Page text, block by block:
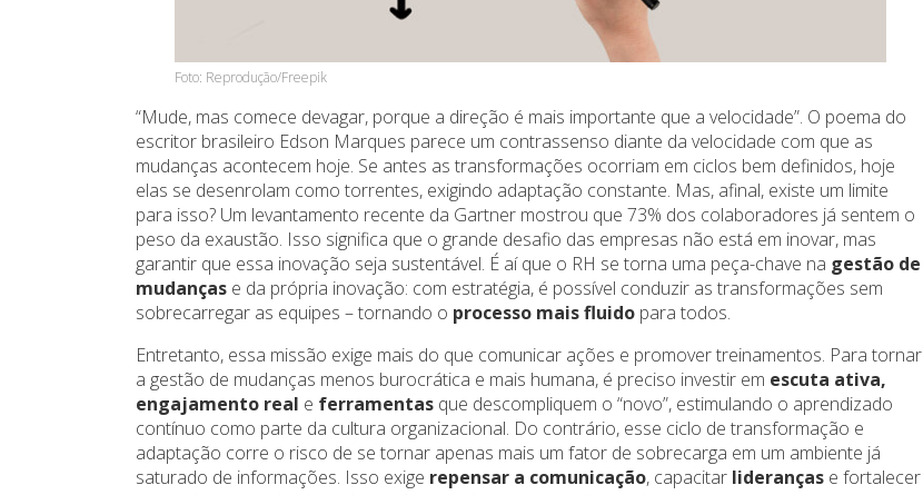
Foto: Reprodução/Freepik
“Mude, mas comece devagar, porque a direção é mais importante que a velocidade”. O poema do
escritor brasileiro Edson Marques parece um contrassenso diante da velocidade com que as
mudanças acontecem hoje. Se antes as transformações ocorriam em ciclos bem definidos, hoje
elas se desenrolam como torrentes, exigindo adaptação constante. Mas, afinal, existe um limite
para isso? Um levantamento recente da Gartner mostrou que 73% dos colaboradores já sentem o
peso da exaustão. Isso significa que o grande desafio das empresas não está em inovar, mas
garantir que essa inovação seja sustentável. É aí que o RH se torna uma peça-chave na gestão de
mudanças e da própria inovação: com estratégia, é possível conduzir as transformações sem
sobrecarregar as equipes – tornando o processo mais fluido para todos.
Entretanto, essa missão exige mais do que comunicar ações e promover treinamentos. Para tornar
a gestão de mudanças menos burocrática e mais humana, é preciso investir em escuta ativa,
engajamento real e ferramentas que descompliquem o “novo”, estimulando o aprendizado
contínuo como parte da cultura organizacional. Do contrário, esse ciclo de transformação e
adaptação corre o risco de se tornar apenas mais um fator de sobrecarga em um ambiente já
saturado de informações. Isso exige repensar a comunicação, capacitar lideranças e fortalecer